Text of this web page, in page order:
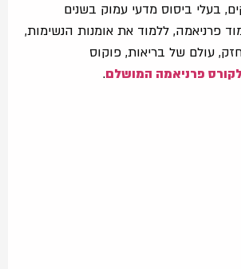
בעלי ביסוס מדעי עמוק בשנים
פרניאמה, ללמוד את אומנות הנשימות,
עולם של בריאות, פוקוס
פרניאמה המושלם.